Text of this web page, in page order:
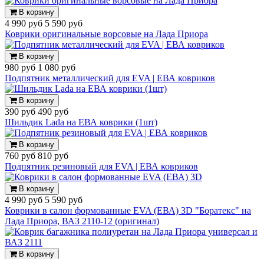
В корзину
4 990 руб 5 590 руб
Коврики оригинальные ворсовые на Лада Приора
В корзину
980 руб 1 080 руб
Подпятник металлический для EVA | ЕВА ковриков
В корзину
390 руб 490 руб
Шильдик Lada на ЕВА коврики (1шт)
В корзину
760 руб 810 руб
Подпятник резиновый для EVA | ЕВА ковриков
В корзину
4 990 руб 5 590 руб
Коврики в салон формованные EVA (ЕВА) 3D "Боратекс" на
Лада Приора, ВАЗ 2110-12 (оригинал)
В корзину